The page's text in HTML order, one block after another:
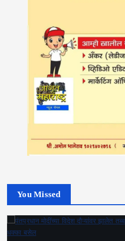
You Missed